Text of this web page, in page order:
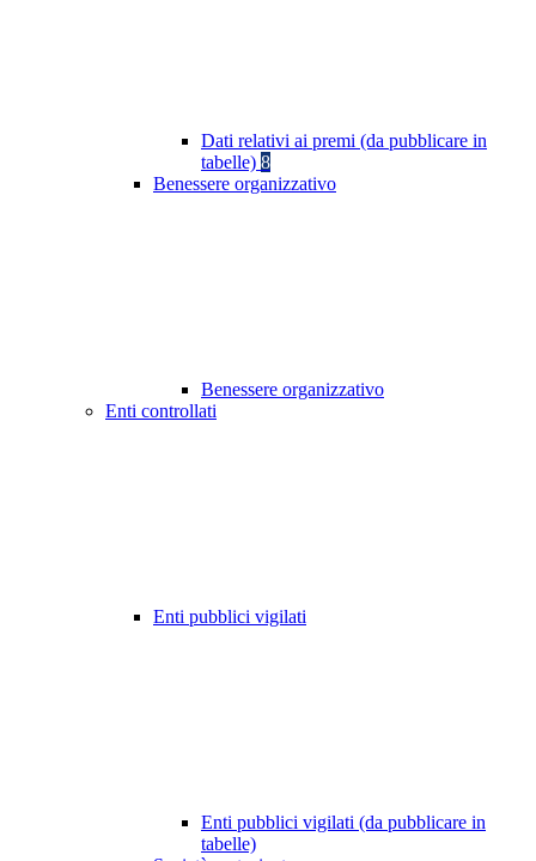
Dati relativi ai premi (da pubblicare in
tabelle) 8
Benessere organizzativo
Benessere organizzativo
Enti controllati
Enti pubblici vigilati
Enti pubblici vigilati (da pubblicare in
tabelle)